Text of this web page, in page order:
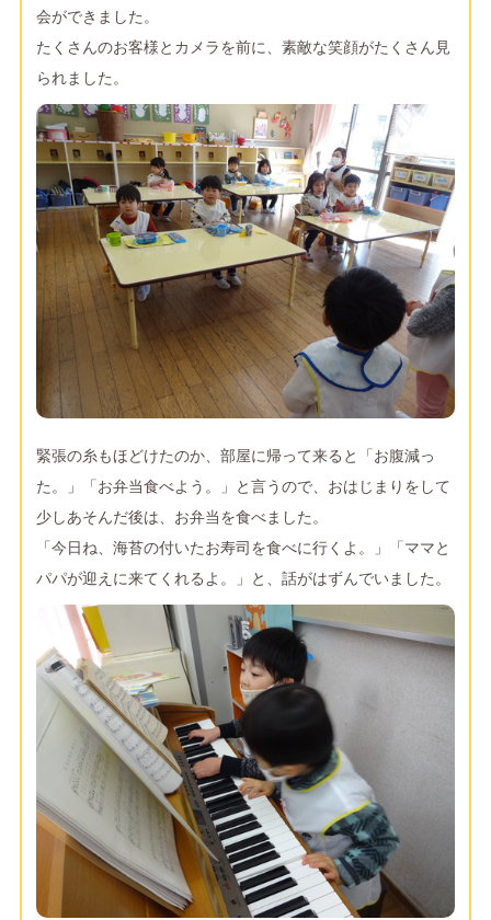
会ができました。
たくさんのお客様とカメラを前に、素敵な笑顔がたくさん見
られました。
緊張の糸もほどけたのか、部屋に帰って来ると「お腹減っ
た。」「お弁当食べよう。」と言うので、おはじまりをして
少しあそんだ後は、お弁当を食べました。
「今日ね、海苔の付いたお寿司を食べに行くよ。」「ママと
パパが迎えに来てくれるよ。」と、話がはずんでいました。